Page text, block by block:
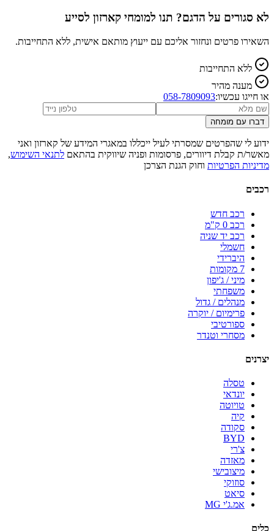
לא סגורים על הדגם? תנו למומחי קארזון לסייע
השאירו פרטים ונחזור אליכם עם ייעוץ מותאם אישית, ללא התחייבות.
ללא התחייבות
מענה מהיר
או חייגו עכשיו:058-7809093
דברו עם מומחה
ידוע לי שהפרטים שמסרתי לעיל ייכללו במאגרי המידע של קארזון ואני
מאשר/ת קבלת דיוורים, פרסומות ופניה שיווקית בהתאם לתנאי השימוש,
מדיניות הפרטיות וחוק הגנת הצרכן
רכבים
רכב חדש
רכב 0 ק"מ
רכב יד שניה
חשמלי
היברידי
7 מקומות
מיני / ג'יפון
משפחתי
מנהלים / גדול
פרימיום / יוקרה
ספורטיבי
מסחרי וטנדר
יצרנים
טסלה
יונדאי
טויוטה
קיה
סקודה
BYD
צ'רי
מאזדה
מיצובישי
סוזוקי
סיאט
אמ.ג'י MG
כלים